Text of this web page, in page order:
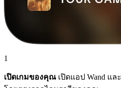
1
เปิดเกมของคุณ เปิดแอป Wand แล